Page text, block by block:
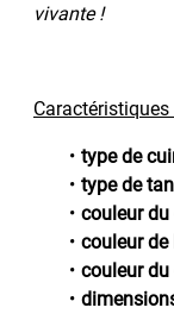
vivante !
Caractéristiques
type de
type de
couleur du
couleur de
couleur du